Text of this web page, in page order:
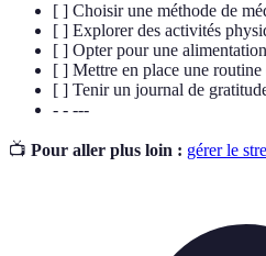
[ ] Choisir une méthode de
[ ] Explorer des activités
[ ] Opter pour une
[ ] Mettre en place une routine
[ ] Tenir un journal de
- - ---
📺 Pour aller plus loin : gérer le